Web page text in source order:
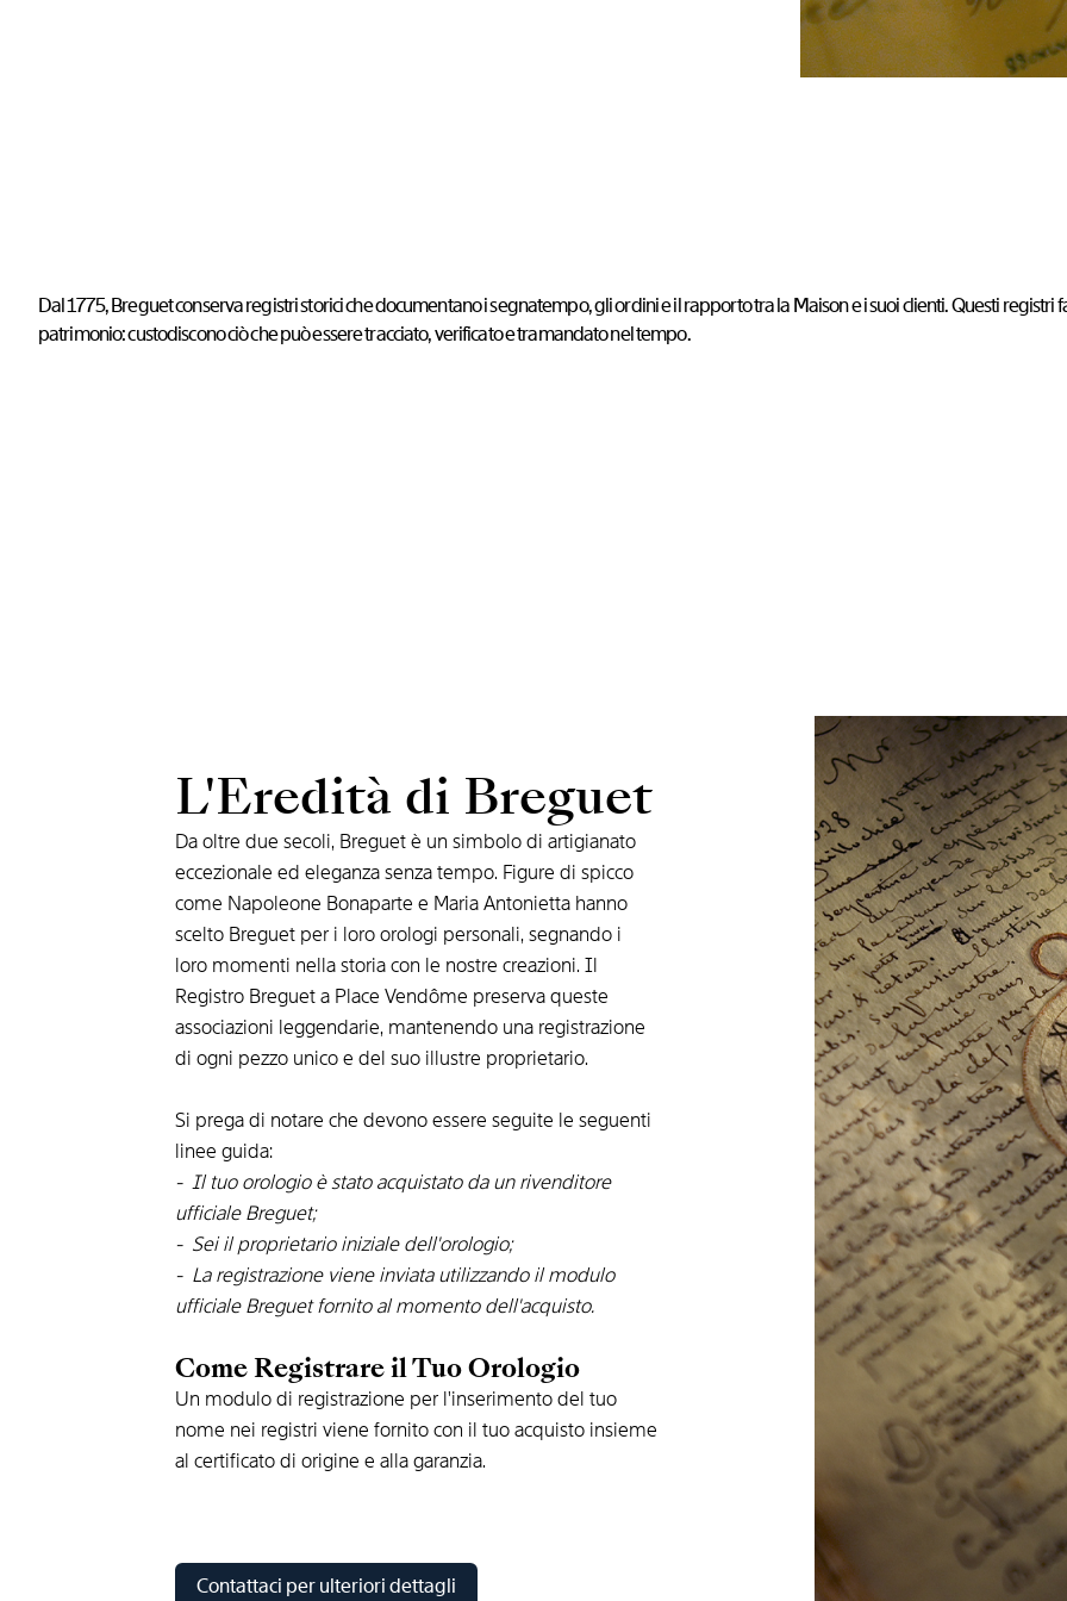
Dal 1775, Breguet conserva registri storici che documentano i segnatempo, gli ordini e il rapporto tra la Maison e i suoi clienti. Questi registri
patrimonio: custodiscono ciò che può essere tracciato, verificato e tramandato nel tempo.
L'Eredità di Breguet
Da oltre due secoli, Breguet è un simbolo di artigianato
eccezionale ed eleganza senza tempo. Figure di spicco
come Napoleone Bonaparte e Maria Antonietta hanno
scelto Breguet per i loro orologi personali, segnando i
loro momenti nella storia con le nostre creazioni. Il
Registro Breguet a Place Vendôme preserva queste
associazioni leggendarie, mantenendo una registrazione
di ogni pezzo unico e del suo illustre proprietario.
Si prega di notare che devono essere seguite le seguenti
linee guida:
- Il tuo orologio è stato acquistato da un rivenditore
ufficiale Breguet;
- Sei il proprietario iniziale dell'orologio;
- La registrazione viene inviata utilizzando il modulo
ufficiale Breguet fornito al momento dell'acquisto.
Come Registrare il Tuo Orologio
Un modulo di registrazione per l'inserimento del tuo
nome nei registri viene fornito con il tuo acquisto insieme
al certificato di origine e alla garanzia.
Contattaci per ulteriori dettagli